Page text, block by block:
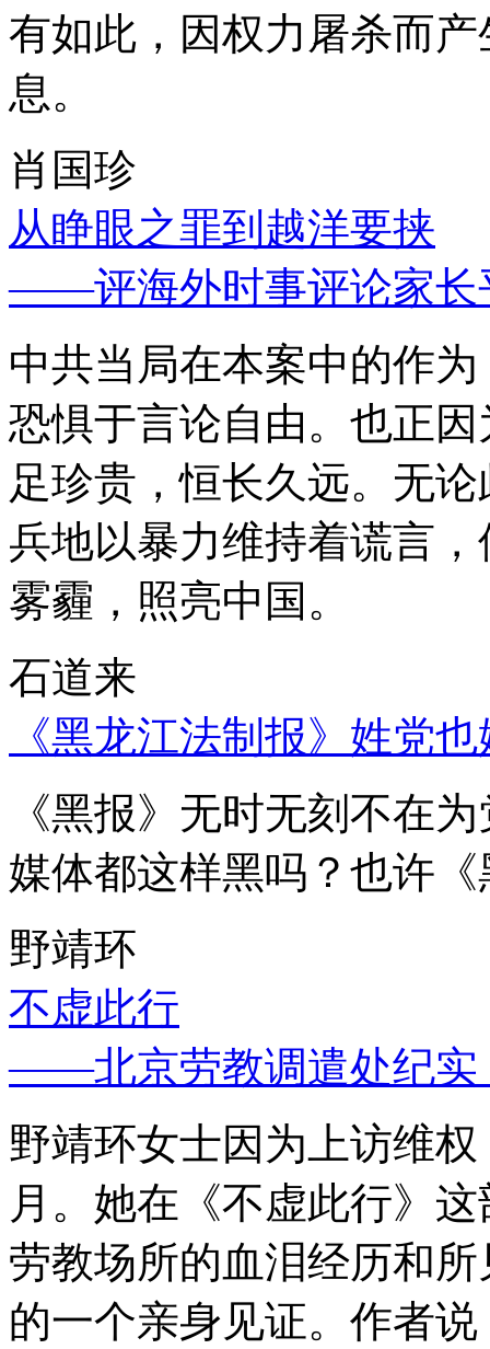
有如此，因权力屠杀而
息。
肖国珍
从睁眼之罪到越洋要挟
——评海外时事评论家长
中共当局在本案中的作
恐惧于言论自由。也正
足珍贵，恒长久远。无
兵地以暴力维持着谎言
雾霾，照亮中国。
石道来
《黑龙江法制报》姓党
《黑报》无时无刻不在
媒体都这样黑吗？也许
野靖环
不虚此行
——北京劳教调遣处纪实
野靖环女士因为上访维
月。她在《不虚此行》
劳教场所的血泪经历和
的一个亲身见证。作者